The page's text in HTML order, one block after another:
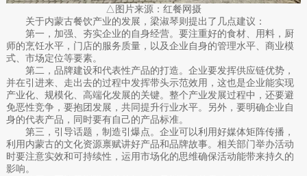
△图片来源：红餐网摄
关于内蒙古餐饮产业的发展，梁淑琴则提出了几点建议：
第一，加强、夯实企业的自身经营。要注重好的食材、用料，厨
师的烹饪水平，门店的服务质量，以及企业自身的管理水平、商业模
式、市场定位等要素。
第二，品牌建设和代表性产品的打造。企业要发挥供应链优势，
并在引进来、走出去的过程中发挥带头示范效用，这也是企业能实现
产业化、规模化、高端化发展的关键。整个产业发展过程中，还要避
免恶性竞争，要抱团发展，共同提升行业水平。另外，要明确企业自
身的代表产品，同时要有自己的产品标准。
第三，引导话题，制造引爆点。企业可以利用好媒体矩阵传播，
利用内蒙古的文化资源禀赋讲好产品和品牌故事。相关部门举办活动
时要注意实效和可持续性，运用市场化的思维确保活动能带来持久的
影响。